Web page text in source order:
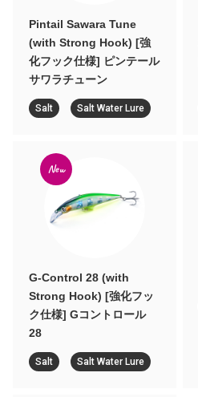
Pintail Sawara Tune
(with Strong Hook) [強
化フック仕様] ピンテール
サワラチューン
Salt Salt Water Lure
New
G-Control 28 (with
Strong Hook) [強化フッ
ク仕様] Gコントロール
28
Salt Salt Water Lure